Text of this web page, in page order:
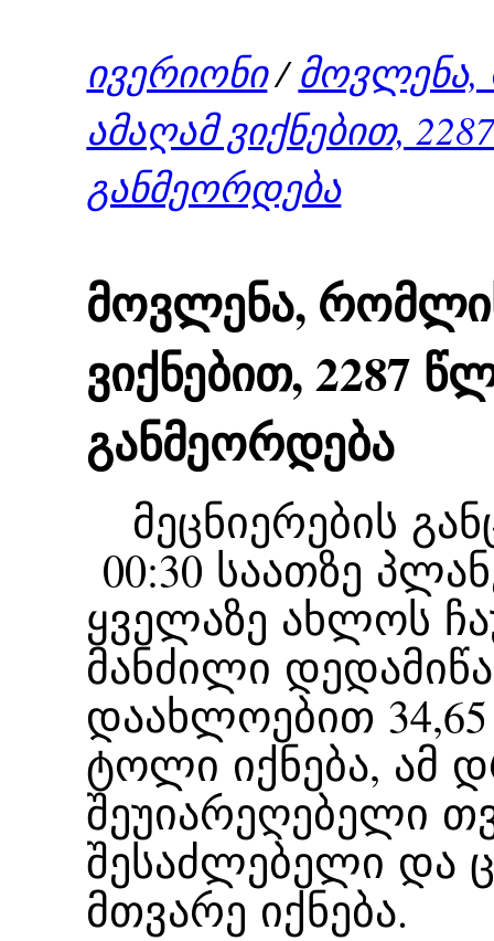
ივერიონი/მოვლენა,
ამაღამ ვიქნებით,
განმეორდება
მოვლენა,
ვიქნებით, 2287
განმეორდება
მეცნიერების
00:30 საათზე
ყველაზე ახლოს
მანძილი
დაახლოებით
ტოლი იქნება, ამ
შეუიარეღებელი
შესაძლებელი და
მთვარე იქნება.